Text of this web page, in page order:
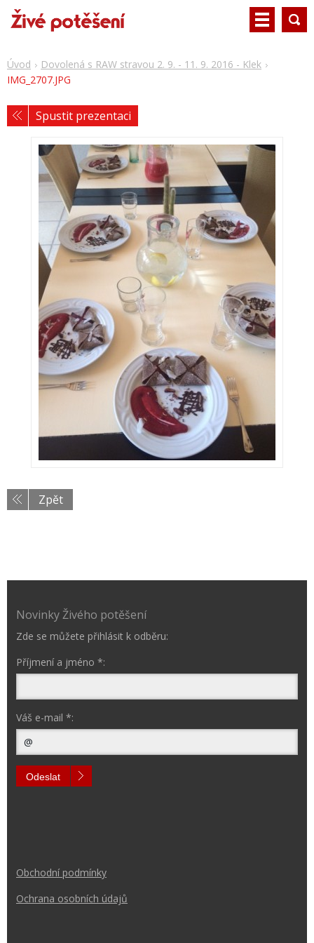
Úvod
Dovolená s RAW stravou 2. 9. - 11. 9. 2016 - Klek
IMG_2707.JPG
Spustit prezentaci
Zpět
Novinky Živého potěšení
Zde se můžete přihlásit k odběru:
Příjmení a jméno *:
Váš e-mail *:
Odeslat
Obchodní podmínky
Ochrana osobních údajů